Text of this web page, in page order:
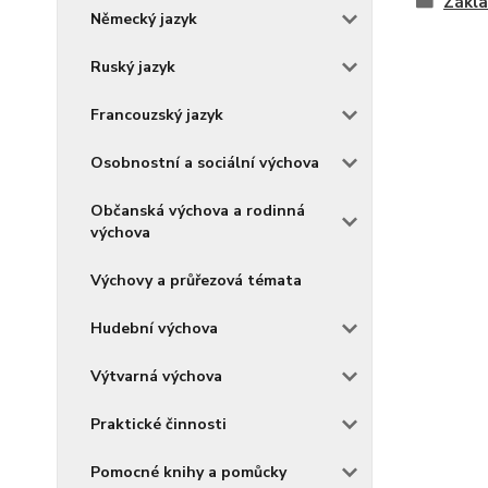
Německý jazyk
Ruský jazyk
Francouzský jazyk
Osobnostní a sociální výchova
Občanská výchova a rodinná
výchova
Výchovy a průřezová témata
Hudební výchova
Výtvarná výchova
Praktické činnosti
Pomocné knihy a pomůcky